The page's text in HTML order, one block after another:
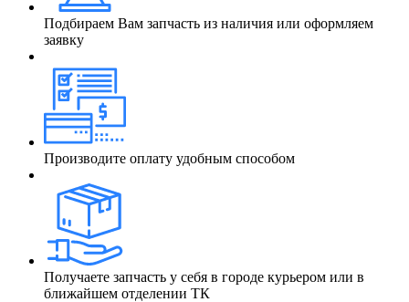
Подбираем Вам запчасть из наличия или оформляем
заявку
Производите оплату удобным способом
Получаете запчасть у себя в городе курьером или в
ближайшем отделении ТК